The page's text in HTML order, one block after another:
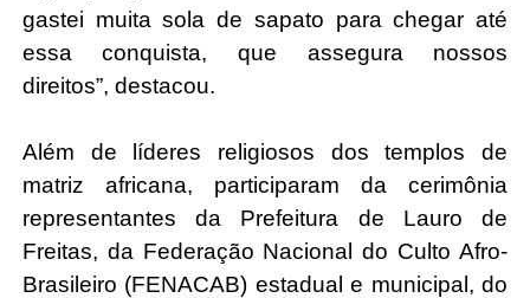
gastei muita sola de sapato para chegar até
essa conquista, que assegura nossos
direitos”, destacou.
Além de líderes religiosos dos templos de
matriz africana, participaram da cerimônia
representantes da Prefeitura de Lauro de
Freitas, da Federação Nacional do Culto Afro-
Brasileiro (FENACAB) estadual e municipal, do